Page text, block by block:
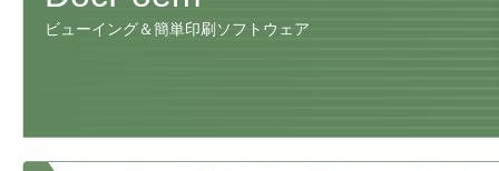
効
率
ス
ビューイング＆簡単印刷ソフトウェア
社